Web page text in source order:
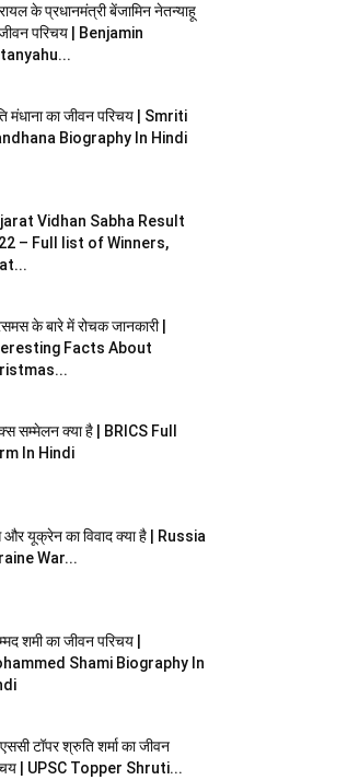
के प्रधानमंत्री बेंजामिन नेतन्याहू
परिचय | Benjamin
मंधाना का जीवन परिचय | Smriti
Biography In Hindi
Vidhan Sabha Result
– Full list of Winners,
के बारे में रोचक जानकारी |
Facts About
सम्मेलन क्या है | BRICS Full
In Hindi
यूक्रेन का विवाद क्या है | Russia
War...
शमी का जीवन परिचय |
Shami Biography In
टॉपर श्रुति शर्मा का जीवन
| UPSC Topper Shruti...